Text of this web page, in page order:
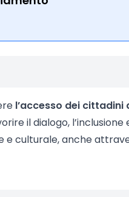
l’accesso dei cittadini
il dialogo,
e culturale, anche